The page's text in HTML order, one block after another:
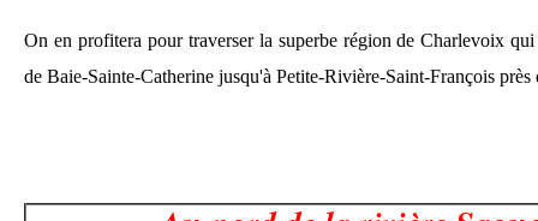
On en profitera pour traverser la superbe région de Charlevoix
de Baie-Sainte-Catherine jusqu'à Petite-Rivière-Saint-François